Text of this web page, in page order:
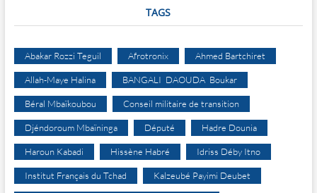
TAGS
Abakar Rozzi Teguil Afrotronix Ahmed Bartchiret
Allah-Maye Halina BANGALI DAOUDA Boukar
Béral Mbaïkoubou Conseil militaire de transition
Djéndoroum Mbaïninga Député Hadre Dounia
Haroun Kabadi Hissène Habré Idriss Déby Itno
Institut Français du Tchad Kalzeubé Payimi Deubet